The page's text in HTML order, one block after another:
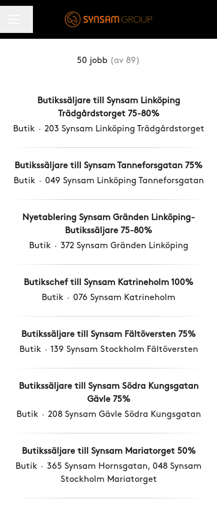
50 jobb (av 89)
Butikssäljare till Synsam Linköping
Trädgårdstorget 75-80%
Butik · 203 Synsam Linköping Trädgårdstorget
Butikssäljare till Synsam Tanneforsgatan 75%
Butik · 049 Synsam Linköping Tanneforsgatan
Nyetablering Synsam Gränden Linköping-
Butikssäljare 75-80%
Butik · 372 Synsam Gränden Linköping
Butikschef till Synsam Katrineholm 100%
Butik · 076 Synsam Katrineholm
Butikssäljare till Synsam Fältöversten 75%
Butik · 139 Synsam Stockholm Fältöversten
Butikssäljare till Synsam Södra Kungsgatan
Gävle 75%
Butik · 208 Synsam Gävle Södra Kungsgatan
Butikssäljare till Synsam Mariatorget 50%
Butik · 365 Synsam Hornsgatan, 048 Synsam
Stockholm Mariatorget